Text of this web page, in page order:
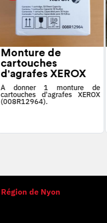
Monture de
cartouches
d'agrafes XEROX
À donner 1 monture de
cartouches d'agrafes XEROX
(008R12964).
Région de Nyon